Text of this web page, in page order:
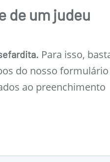
de um judeu
Para isso,
do nosso formulário
ao preenchimento